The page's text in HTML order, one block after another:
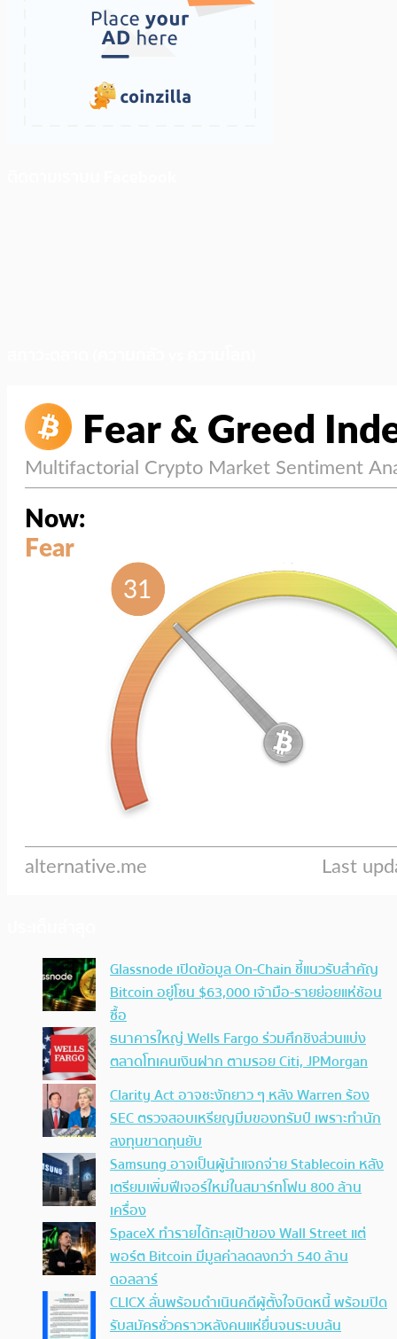
Glassnode เปิดข้อมูล On-Chain ชี้แนวรับสำคัญ
Bitcoin อยู่โซน $63,000 เจ้ามือ-รายย่อยแห่ช้อน
ซื้อ
ธนาคารใหญ่ Wells Fargo ร่วมศึกชิงส่วนแบ่ง
ตลาดโทเคนเงินฝาก ตามรอย Citi, JPMorgan
Clarity Act อาจชะงักยาว ๆ หลัง Warren ร้อง
SEC ตรวจสอบเหรียญมีมของทรัมป์ เพราะทำนัก
ลงทุนขาดทุนยับ
Samsung อาจเป็นผู้นำแจกจ่าย Stablecoin หลัง
เตรียมเพิ่มฟีเจอร์ใหม่ในสมาร์ทโฟน 800 ล้าน
เครื่อง
SpaceX ทำรายได้ทะลุเป้าของ Wall Street แต่
พอร์ต Bitcoin มีมูลค่าลดลงกว่า 540 ล้าน
ดอลลาร์
CLICX ลั่นพร้อมดำเนินคดีผู้ตั้งใจบิดหนี้ พร้อมปิด
รับสมัครชั่วคราวหลังคนแห่ยื่นจนระบบล้น